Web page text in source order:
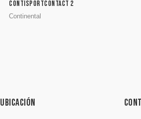
CONTISPORTCONTACT 2
Continental
Ubicación